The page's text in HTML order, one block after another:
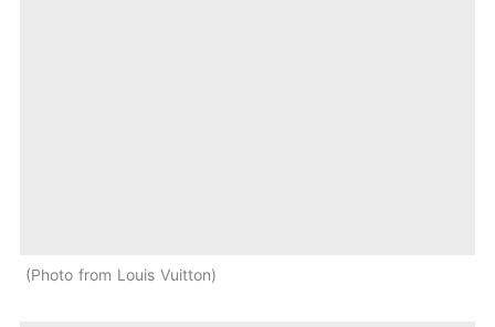
Photo from Louis Vuitton